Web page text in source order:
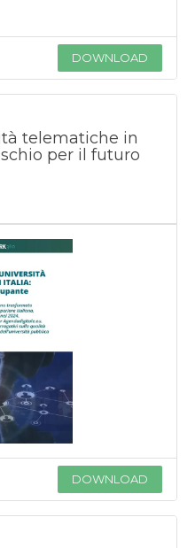
DOWNLOAD
telematiche in
per il futuro
DOWNLOAD